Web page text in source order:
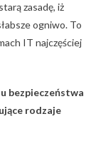
zasadę, iż
ogniwo. To
IT najczęściej
bezpieczeństwa
rodzaje